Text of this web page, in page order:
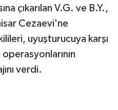
çıkarılan V.G. ve B.Y.,
Cezaevi'ne
uyuşturucuya karşı
verdi.